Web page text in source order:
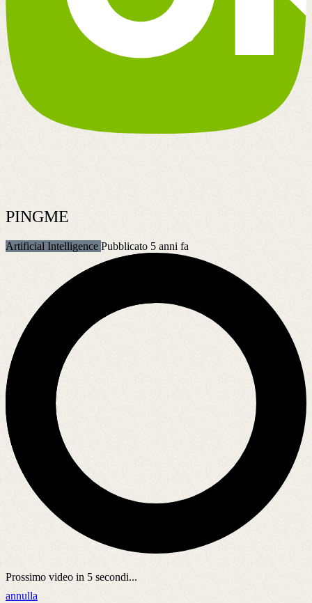
PINGME
Artificial Intelligence Pubblicato 5 anni fa
Prossimo video in 5 secondi...
annulla